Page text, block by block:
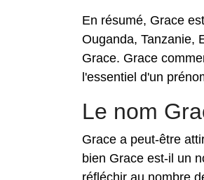
En résumé, Grace
Ouganda, Tanzanie,
Grace. Grace
l'essentiel d'un
Le nom
Grace a peut-être
bien Grace est-il un
réfléchir au nombre